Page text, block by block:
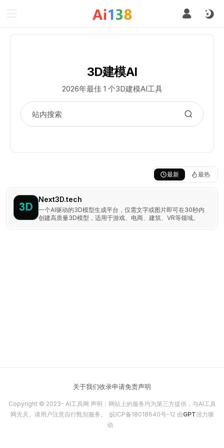
3D建模AI
2026年最佳 1 个3D建模AI工具
最新 最热
Next3D.tech
一个AI驱动的3D模型生成平台，仅需文字或图片即可在30秒内
创建高质量3D模型，适用于游戏、电商、建筑、VR等领域。
关于我们收录申请免责声明
Copyright © 2023- AI工具网 声明：网站上的服务均为第三方提供，与AI工具
网无关。请用户注意自行甄别服务。 皖ICP备18018640号-12 由GPT强力驱
动